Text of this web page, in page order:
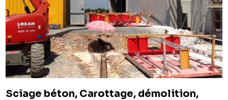
Sciage béton, Carottage, démolition,